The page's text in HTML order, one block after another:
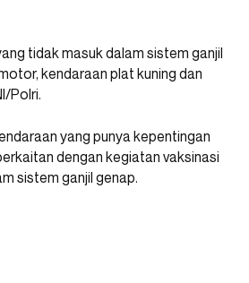
tidak masuk dalam sistem ganjil
kendaraan plat kuning dan
Polri.
yang punya kepentingan
dengan kegiatan vaksinasi
sistem ganjil genap.